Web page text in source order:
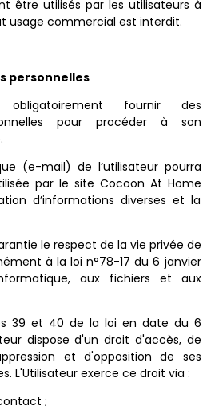
être utilisés par les utilisateurs à
usage commercial est interdit.
personnelles
obligatoirement fournir des
pour procéder à son
(e-mail) de l’utilisateur pourra
par le site Cocoon At Home
d’informations diverses et la
le respect de la vie privée de
à la loi n°78-17 du 6 janvier
aux fichiers et aux
39 et 40 de la loi en date du 6
dispose d'un droit d'accès, de
et d'opposition de ses
L'Utilisateur exerce ce droit via :
;